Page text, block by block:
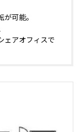
可能。
ェアオフィスで